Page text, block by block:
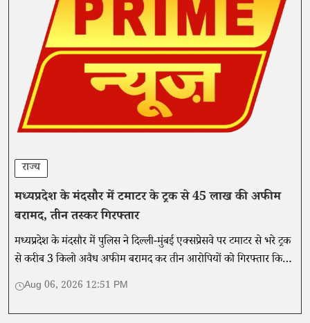
राज्य
मध्यप्रदेश के मंदसौर में टमाटर के ट्रक से 45 लाख की अफीम
बरामद, तीन तस्कर गिरफ्तार
मध्यप्रदेश के मंदसौर में पुलिस ने दिल्ली-मुंबई एक्सप्रेसवे पर टमाटर से भरे ट्रक
से करीब 3 किलो अवैध अफीम बरामद कर तीन आरोपियों को गिरफ्तार किया
है।Aug 06, 2026 12:51 PM